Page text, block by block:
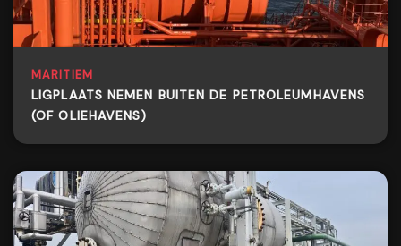
MARITIEM
LIGPLAATS NEMEN BUITEN DE PETROLEUMHAVENS
(OF OLIEHAVENS)